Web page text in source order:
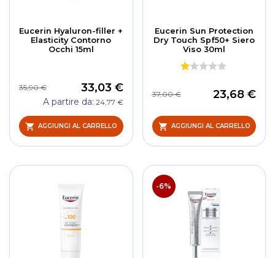
Eucerin Hyaluron-filler +
Elasticity Contorno
Occhi 15ml
33,03 €
35,90 €
A partire da 24,77 €
AGGIUNGI AL CARRELLO
Eucerin Sun Protection
Dry Touch Spf50+ Siero
Viso 30ml
23,68 €
37,00 €
AGGIUNGI AL CARRELLO
-6%